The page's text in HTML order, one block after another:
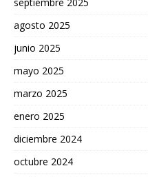
agosto 2025
junio 2025
mayo 2025
marzo 2025
enero 2025
diciembre 2024
octubre 2024